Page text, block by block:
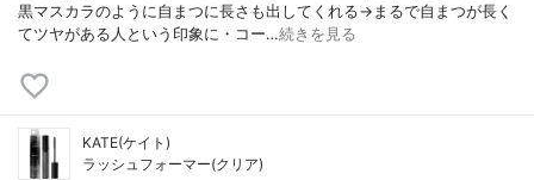
黒マスカラのように自まつに長さも出してくれる→まるで自まつが長く
てツヤがある人という印象に・コー…続きを見る
KATE(ケイト)
ラッシュフォーマー(クリア)